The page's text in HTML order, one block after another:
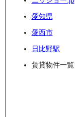
愛知県
愛西市
日比野駅
賃貸物件一覧